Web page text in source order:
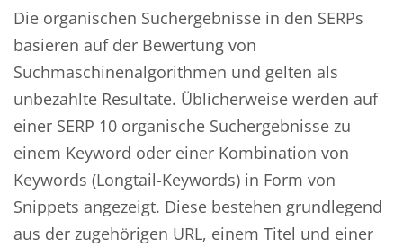
Die organischen Suchergebnisse in den SERPs
basieren auf der Bewertung von
Suchmaschinenalgorithmen und gelten als
unbezahlte Resultate. Üblicherweise werden auf
einer SERP 10 organische Suchergebnisse zu
einem Keyword oder einer Kombination von
Keywords (Longtail-Keywords) in Form von
Snippets angezeigt. Diese bestehen grundlegend
aus der zugehörigen URL, einem Titel und einer